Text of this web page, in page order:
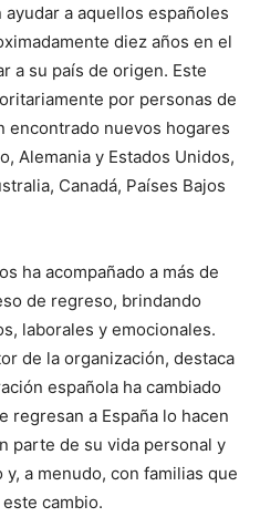
a aquellos españoles
diez años en el
a su país de origen. Este
por personas de
encontrado nuevos hogares
Alemania y Estados Unidos,
Canadá, Países Bajos
ha acompañado a más de
de regreso, brindando
laborales y emocionales.
de la organización, destaca
española ha cambiado
regresan a España lo hacen
parte de su vida personal y
a menudo, con familias que
cambio.